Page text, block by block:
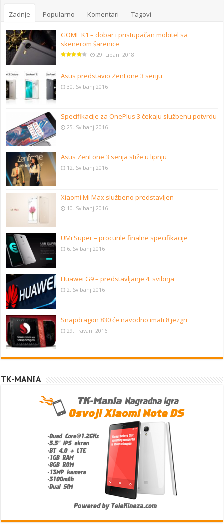
Zadnje Popularno Komentari Tagovi
GOME K1 – dobar i pristupačan mobitel sa
skenerom šarenice
29. Lipanj 2018
Asus predstavio ZenFone 3 seriju
30. Svibanj 2016
Specifikacije za OnePlus 3 čekaju službenu potvrdu
25. Svibanj 2016
Asus ZenFone 3 serija stiže u lipnju
12. Svibanj 2016
Xiaomi Mi Max službeno predstavljen
10. Svibanj 2016
UMi Super – procurile finalne specifikacije
6. Svibanj 2016
Huawei G9 – predstavljanje 4. svibnja
2. Svibanj 2016
Snapdragon 830 će navodno imati 8 jezgri
29. Travanj 2016
TK-MANIA